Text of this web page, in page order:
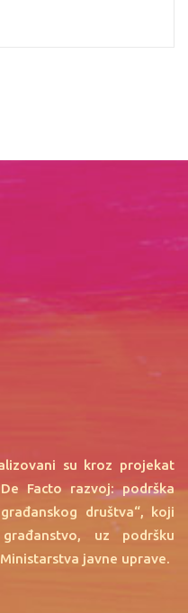
su kroz projekat
Facto razvoj: podrška
društva“, koji
uz podršku
javne uprave.